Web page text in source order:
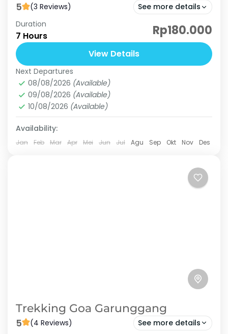
5 (3 Reviews) See more details
Curug Hordeng adalah sebuah air terjun yang
terletak di Sentul Bogor. Dikelilingi oleh
pepohonan hijau dan suara gemericik air yang
menenangkan, Curug Hordeng adalah tujuan...
Curug Ciburial
sentul
Medium
3 People
Duration
7 Hours Rp180.000
View Details
Next Departures
08/08/2026 (Available)
09/08/2026 (Available)
10/08/2026 (Available)
Availability:
Jan Feb Mar Apr Mei Jun Jul Agu Sep Okt Nov Des
Trekking Goa Garunggang
5 (4 Reviews) See more details